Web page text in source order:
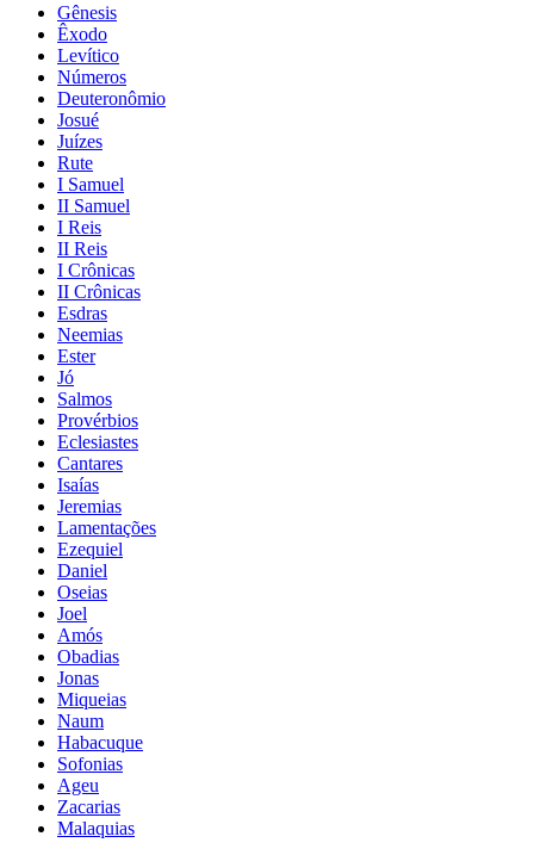
Gênesis
Êxodo
Levítico
Números
Deuteronômio
Josué
Juízes
Rute
I Samuel
II Samuel
I Reis
II Reis
I Crônicas
II Crônicas
Esdras
Neemias
Ester
Jó
Salmos
Provérbios
Eclesiastes
Cantares
Isaías
Jeremias
Lamentações
Ezequiel
Daniel
Oseias
Joel
Amós
Obadias
Jonas
Miqueias
Naum
Habacuque
Sofonias
Ageu
Zacarias
Malaquias